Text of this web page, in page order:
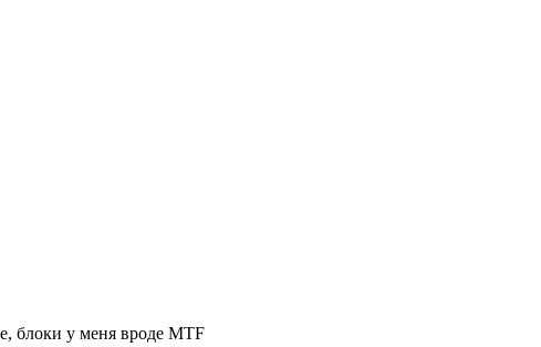
блоки у меня вроде MTF